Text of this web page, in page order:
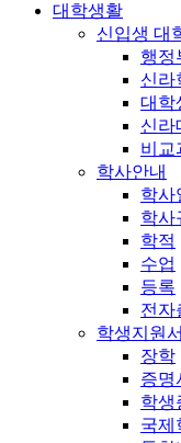
대학생활
신입생 대
행정
신라
대학
신라
비교
학사안내
학사
학사
학적
수업
등록
전자
학생지원
장학
증명
학생
국제